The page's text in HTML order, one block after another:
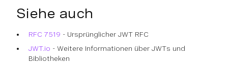
Siehe auch
RFC 7519 - Ursprünglicher JWT RFC
JWT.io - Weitere Informationen über JWTs und
Bibliotheken